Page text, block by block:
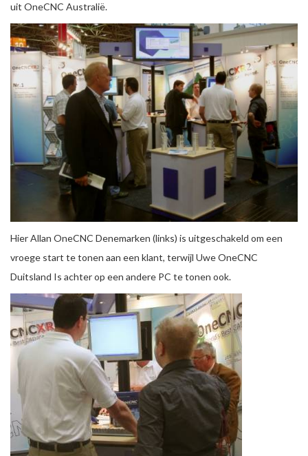
uit OneCNC Australië.
Hier Allan OneCNC Denemarken (links) is uitgeschakeld om een ​​
vroege start te tonen aan een klant, terwijl Uwe OneCNC
Duitsland Is achter op een andere PC te tonen ook.